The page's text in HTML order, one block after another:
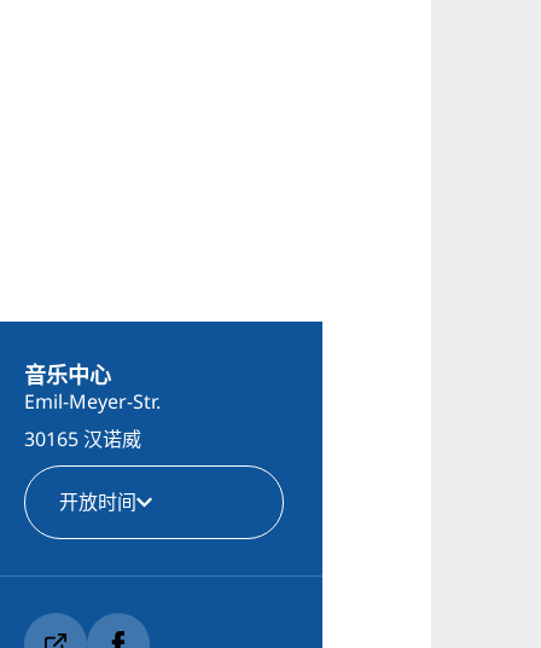
音乐中心
Emil-Meyer-Str.
30165 汉诺威
开放时间